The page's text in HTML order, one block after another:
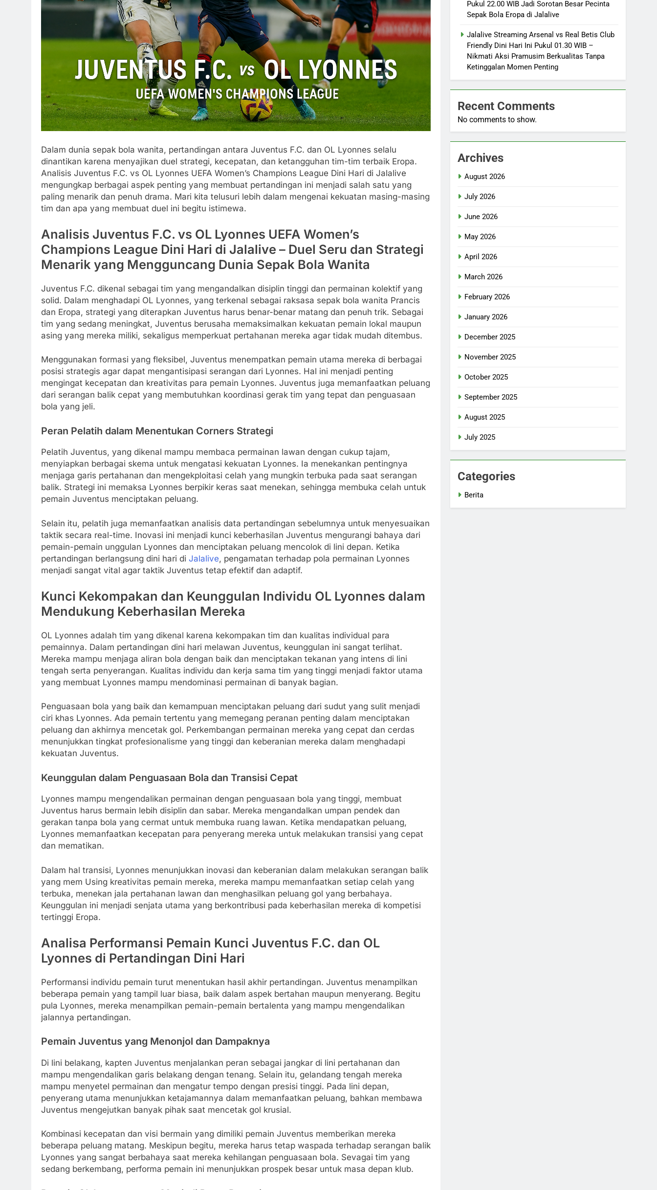
Dalam dunia sepak bola wanita, pertandingan antara Juventus F.C. dan OL Lyonnes selalu
dinantikan karena menyajikan duel strategi, kecepatan, dan ketangguhan tim-tim terbaik Eropa.
Analisis Juventus F.C. vs OL Lyonnes UEFA Women’s Champions League Dini Hari di Jalalive
mengungkap berbagai aspek penting yang membuat pertandingan ini menjadi salah satu yang
paling menarik dan penuh drama. Mari kita telusuri lebih dalam mengenai kekuatan masing-masing
tim dan apa yang membuat duel ini begitu istimewa.
Analisis Juventus F.C. vs OL Lyonnes UEFA Women’s
Champions League Dini Hari di Jalalive – Duel Seru dan Strategi
Menarik yang Mengguncang Dunia Sepak Bola Wanita
Juventus F.C. dikenal sebagai tim yang mengandalkan disiplin tinggi dan permainan kolektif yang
solid. Dalam menghadapi OL Lyonnes, yang terkenal sebagai raksasa sepak bola wanita Prancis
dan Eropa, strategi yang diterapkan Juventus harus benar-benar matang dan penuh trik. Sebagai
tim yang sedang meningkat, Juventus berusaha memaksimalkan kekuatan pemain lokal maupun
asing yang mereka miliki, sekaligus memperkuat pertahanan mereka agar tidak mudah ditembus.
Menggunakan formasi yang fleksibel, Juventus menempatkan pemain utama mereka di berbagai
posisi strategis agar dapat mengantisipasi serangan dari Lyonnes. Hal ini menjadi penting
mengingat kecepatan dan kreativitas para pemain Lyonnes. Juventus juga memanfaatkan peluang
dari serangan balik cepat yang membutuhkan koordinasi gerak tim yang tepat dan penguasaan
bola yang jeli.
Peran Pelatih dalam Menentukan Corners Strategi
Pelatih Juventus, yang dikenal mampu membaca permainan lawan dengan cukup tajam,
menyiapkan berbagai skema untuk mengatasi kekuatan Lyonnes. Ia menekankan pentingnya
menjaga garis pertahanan dan mengekploitasi celah yang mungkin terbuka pada saat serangan
balik. Strategi ini memaksa Lyonnes berpikir keras saat menekan, sehingga membuka celah untuk
pemain Juventus menciptakan peluang.
Selain itu, pelatih juga memanfaatkan analisis data pertandingan sebelumnya untuk menyesuaikan
taktik secara real-time. Inovasi ini menjadi kunci keberhasilan Juventus mengurangi bahaya dari
pemain-pemain unggulan Lyonnes dan menciptakan peluang mencolok di lini depan. Ketika
pertandingan berlangsung dini hari di Jalalive, pengamatan terhadap pola permainan Lyonnes
menjadi sangat vital agar taktik Juventus tetap efektif dan adaptif.
Kunci Kekompakan dan Keunggulan Individu OL Lyonnes dalam
Mendukung Keberhasilan Mereka
OL Lyonnes adalah tim yang dikenal karena kekompakan tim dan kualitas individual para
pemainnya. Dalam pertandingan dini hari melawan Juventus, keunggulan ini sangat terlihat.
Mereka mampu menjaga aliran bola dengan baik dan menciptakan tekanan yang intens di lini
tengah serta penyerangan. Kualitas individu dan kerja sama tim yang tinggi menjadi faktor utama
yang membuat Lyonnes mampu mendominasi permainan di banyak bagian.
Penguasaan bola yang baik dan kemampuan menciptakan peluang dari sudut yang sulit menjadi
ciri khas Lyonnes. Ada pemain tertentu yang memegang peranan penting dalam menciptakan
peluang dan akhirnya mencetak gol. Perkembangan permainan mereka yang cepat dan cerdas
menunjukkan tingkat profesionalisme yang tinggi dan keberanian mereka dalam menghadapi
kekuatan Juventus.
Keunggulan dalam Penguasaan Bola dan Transisi Cepat
Lyonnes mampu mengendalikan permainan dengan penguasaan bola yang tinggi, membuat
Juventus harus bermain lebih disiplin dan sabar. Mereka mengandalkan umpan pendek dan
gerakan tanpa bola yang cermat untuk membuka ruang lawan. Ketika mendapatkan peluang,
Lyonnes memanfaatkan kecepatan para penyerang mereka untuk melakukan transisi yang cepat
dan mematikan.
Dalam hal transisi, Lyonnes menunjukkan inovasi dan keberanian dalam melakukan serangan balik
yang mem Using kreativitas pemain mereka, mereka mampu memanfaatkan setiap celah yang
terbuka, menekan jala pertahanan lawan dan menghasilkan peluang gol yang berbahaya.
Keunggulan ini menjadi senjata utama yang berkontribusi pada keberhasilan mereka di kompetisi
tertinggi Eropa.
Analisa Performansi Pemain Kunci Juventus F.C. dan OL
Lyonnes di Pertandingan Dini Hari
Performansi individu pemain turut menentukan hasil akhir pertandingan. Juventus menampilkan
beberapa pemain yang tampil luar biasa, baik dalam aspek bertahan maupun menyerang. Begitu
pula Lyonnes, mereka menampilkan pemain-pemain bertalenta yang mampu mengendalikan
jalannya pertandingan.
Pemain Juventus yang Menonjol dan Dampaknya
Di lini belakang, kapten Juventus menjalankan peran sebagai jangkar di lini pertahanan dan
mampu mengendalikan garis belakang dengan tenang. Selain itu, gelandang tengah mereka
mampu menyetel permainan dan mengatur tempo dengan presisi tinggi. Pada lini depan,
penyerang utama menunjukkan ketajamannya dalam memanfaatkan peluang, bahkan membawa
Juventus mengejutkan banyak pihak saat mencetak gol krusial.
Kombinasi kecepatan dan visi bermain yang dimiliki pemain Juventus memberikan mereka
beberapa peluang matang. Meskipun begitu, mereka harus tetap waspada terhadap serangan balik
Lyonnes yang sangat berbahaya saat mereka kehilangan penguasaan bola. Sevagai tim yang
sedang berkembang, performa pemain ini menunjukkan prospek besar untuk masa depan klub.
Pukul 22.00 WIB Jadi Sorotan Besar Pecinta
Sepak Bola Eropa di Jalalive
Jalalive Streaming Arsenal vs Real Betis Club
Friendly Dini Hari Ini Pukul 01.30 WIB –
Nikmati Aksi Pramusim Berkualitas Tanpa
Ketinggalan Momen Penting
Recent Comments
No comments to show.
Archives
August 2026
July 2026
June 2026
May 2026
April 2026
March 2026
February 2026
January 2026
December 2025
November 2025
October 2025
September 2025
August 2025
July 2025
Categories
Berita